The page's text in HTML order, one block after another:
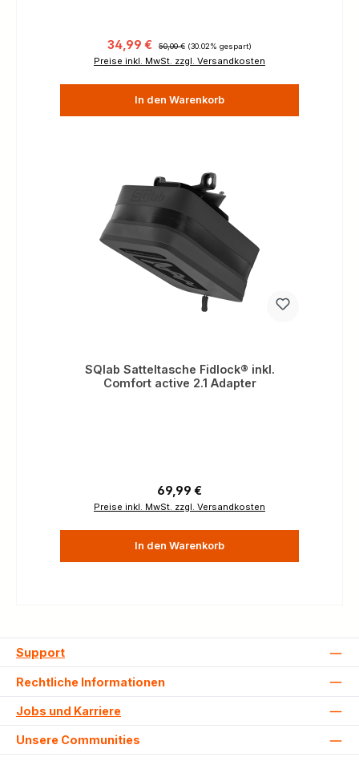
Verkaufspreis:
34,99 € 50,00 € (30.02% gespart)
Preise inkl. MwSt. zzgl. Versandkosten
In den Warenkorb
SQlab Satteltasche Fidlock® inkl.
Comfort active 2.1 Adapter
Regulärer Preis:
69,99 €
Preise inkl. MwSt. zzgl. Versandkosten
In den Warenkorb
Support
Rechtliche Informationen
Jobs und Karriere
Unsere Communities